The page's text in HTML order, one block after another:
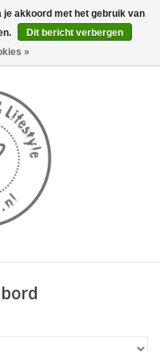
0 Artikelen - €0,00
je akkoord met het gebruik van
Dit bericht verbergen
»